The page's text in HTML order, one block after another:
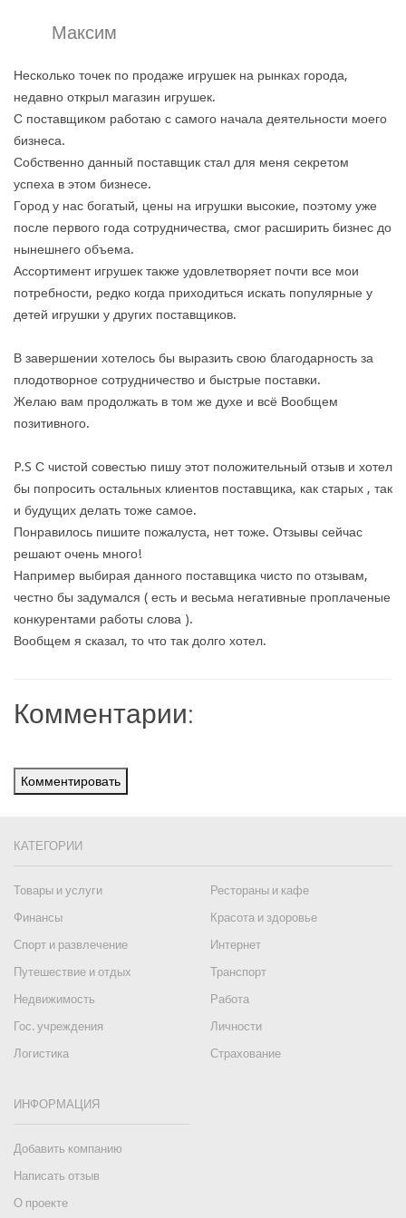
Максим
Несколько точек по продаже игрушек на рынках города,
недавно открыл магазин игрушек.
С поставщиком работаю с самого начала деятельности моего
бизнеса.
Собственно данный поставщик стал для меня секретом
успеха в этом бизнесе.
Город у нас богатый, цены на игрушки высокие, поэтому уже
после первого года сотрудничества, смог расширить бизнес до
нынешнего объема.
Ассортимент игрушек также удовлетворяет почти все мои
потребности, редко когда приходиться искать популярные у
детей игрушки у других поставщиков.
В завершении хотелось бы выразить свою благодарность за
плодотворное сотрудничество и быстрые поставки.
Желаю вам продолжать в том же духе и всё Вообщем
позитивного.
P.S С чистой совестью пишу этот положительный отзыв и хотел
бы попросить остальных клиентов поставщика, как старых , так
и будущих делать тоже самое.
Понравилось пишите пожалуста, нет тоже. Отзывы сейчас
решают очень много!
Например выбирая данного поставщика чисто по отзывам,
честно бы задумался ( есть и весьма негативные проплаченые
конкурентами работы слова ).
Вообщем я сказал, то что так долго хотел.
Комментарии:
Комментировать
КАТЕГОРИИ
Товары и услуги
Рестораны и кафе
Финансы
Красота и здоровье
Спорт и развлечение
Интернет
Путешествие и отдых
Транспорт
Недвижимость
Работа
Гос. учреждения
Личности
Логистика
Страхование
ИНФОРМАЦИЯ
Добавить компанию
Написать отзыв
О проекте